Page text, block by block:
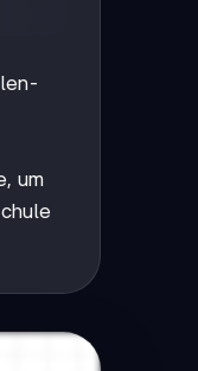
um